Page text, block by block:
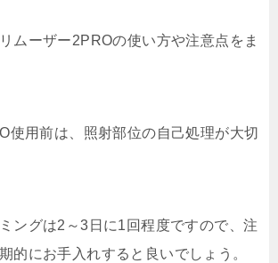
ムーザー2PROの使い方や注意点をま
使用前は、照射部位の自己処理が大切
ングは2～3日に1回程度ですので、注
的にお手入れすると良いでしょう。